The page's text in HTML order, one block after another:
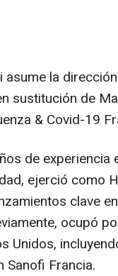
la
sustitución de
& Covid-19
de experiencia
ejerció como
clave
ocupó
Unidos,
Sanofi Francia.